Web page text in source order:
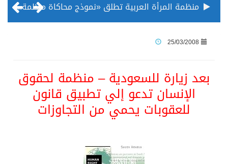
منظمة المرأة العربية تطلق «نموذج محاكاة منظمة المرأة العربية للشباب» بمشاركة 10 دول عربية..غدًا
25/03/2008
بعد زيارة للسعودية – منظمة لحقوق
الإنسان تدعو إلي تطبيق قانون
للعقوبات يحمي من التجاوزات